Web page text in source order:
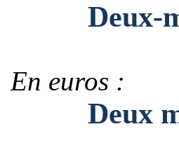
Deux-
En euros :
Deux